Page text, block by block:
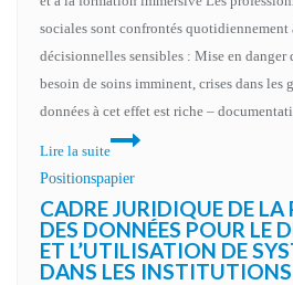
sociales sont confrontés quotidiennement
décisionnelles sensibles : Mise en danger
besoin de soins imminent, crises dans les
données à cet effet est riche –
Lire la suite
Positionspapier
CADRE JURIDIQUE DE
DES DONNÉES POUR LE
ET L’UTILISATION DE
DANS LES